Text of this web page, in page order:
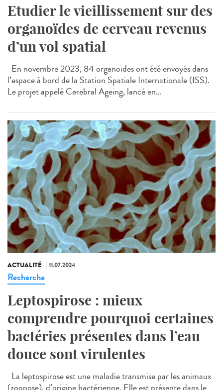
Etudier le vieillissement sur des
organoïdes de cerveau revenus
d’un vol spatial
En novembre 2023, 84 organoïdes ont été envoyés dans
l’espace à bord de la Station Spatiale Internationale (ISS).
Le projet appelé Cerebral Ageing, lancé en...
ACTUALITÉ 11.07.2024
Recherche
Leptospirose : mieux
comprendre pourquoi certaines
bactéries présentes dans l’eau
douce sont virulentes
La leptospirose est une maladie transmise par les animaux